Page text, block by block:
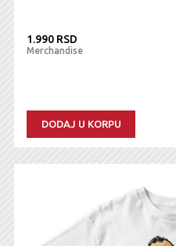
1.990 RSD
Merchandise
DODAJ U KORPU